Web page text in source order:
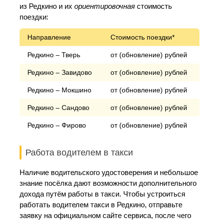
из Редкино и их ориентировочная стоимость
поездки:
Направление Стоимость поездки*
Редкино – Тверь от (обновление) рублей
Редкино – Завидово от (обновление) рублей
Редкино – Мокшино от (обновление) рублей
Редкино – Сандово от (обновление) рублей
Редкино – Фирово от (обновление) рублей
Работа водителем в такси
Наличие водительского удостоверения и небольшое
знание посёлка дают возможности дополнительного
дохода путём работы в такси. Чтобы устроиться
работать водителем такси в Редкино, отправьте
заявку на официальном сайте сервиса, после чего